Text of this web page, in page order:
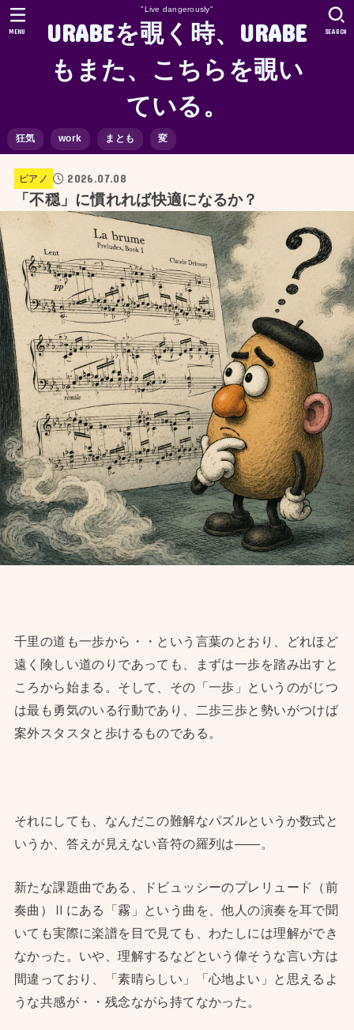
"Live dangerously"
URABEを覗く時、URABE
もまた、こちらを覗い
ている。
狂気 work まとも 変
SEARCH
MENU
ピアノ 2026.07.08
「不穏」に慣れれば快適になるか？
千里の道も一歩から・・という言葉のとおり、どれほど
遠く険しい道のりであっても、まずは一歩を踏み出すと
ころから始まる。そして、その「一歩」というのがじつ
は最も勇気のいる行動であり、二歩三歩と勢いがつけば
案外スタスタと歩けるものである。
それにしても、なんだこの難解なパズルというか数式と
いうか、答えが見えない音符の羅列は——。
新たな課題曲である、ドビュッシーのプレリュード（前
奏曲）Ⅱにある「霧」という曲を、他人の演奏を耳で聞
いても実際に楽譜を目で見ても、わたしには理解ができ
なかった。いや、理解するなどという偉そうな言い方は
間違っており、「素晴らしい」「心地よい」と思えるよ
うな共感が・・残念ながら持てなかった。